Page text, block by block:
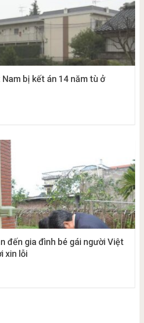
bị kết án 14 năm tù ở
đến gia đình bé gái người Việt
xin lỗi